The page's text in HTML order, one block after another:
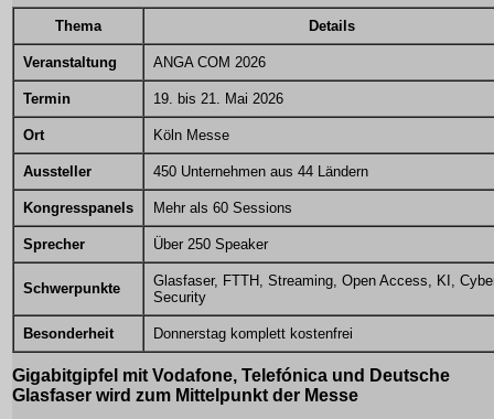
Thema Details
Veranstaltung ANGA COM 2026
Termin 19. bis 21. Mai 2026
Ort Köln Messe
Aussteller 450 Unternehmen aus 44 Ländern
Kongresspanels Mehr als 60 Sessions
Sprecher Über 250 Speaker
Schwerpunkte
Glasfaser, FTTH, Streaming, Open Access, KI,
Security
Besonderheit Donnerstag komplett kostenfrei
Gigabitgipfel mit Vodafone, Telefónica und Deutsche
Glasfaser wird zum Mittelpunkt der Messe